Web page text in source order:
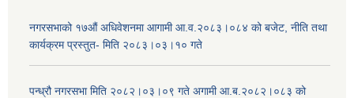
नगरसभाको १७औं अधिवेशनमा आगामी आ.व.२०८३।०८४ को बजेट, नीति तथा
कार्यक्रम प्रस्तुत- मिति २०८३।०३।१० गते
पन्ध्रौ नगरसभा मिति २०८२।०३।०९ गते अगामी आ.ब.२०८२।०८३ को